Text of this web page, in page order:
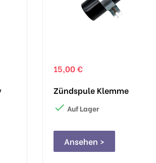
15,00 €
Zündspule Klemme
 Auf Lager
Ansehen >